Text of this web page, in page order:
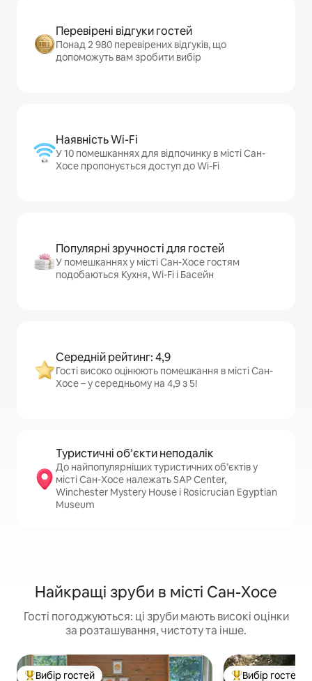
Перевірені відгуки гостей
Понад 2 980 перевірених відгуків, що
допоможуть вам зробити вибір
Наявність Wi-Fi
У 10 помешканнях для відпочинку в місті Сан-
Хосе пропонується доступ до Wi-Fi
Популярні зручності для гостей
У помешканнях у місті Сан-Хосе гостям
подобаються Кухня, Wi-Fi і Басейн
Середній рейтинг: 4,9
Гості високо оцінюють помешкання в місті Сан-
Хосе – у середньому на 4,9 з 5!
Туристичні об’єкти неподалік
До найпопулярніших туристичних об’єктів у
місті Сан-Хосе належать SAP Center,
Winchester Mystery House і Rosicrucian Egyptian
Museum
Найкращі зруби в місті Сан-Хосе
Гості погоджуються: ці зруби мають високі оцінки
за розташування, чистоту та інше.
Вибір гостей Вибір гостей